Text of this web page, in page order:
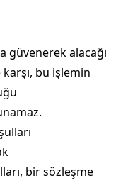
güvenerek alacağı
bu işlemin
bir sözleşme